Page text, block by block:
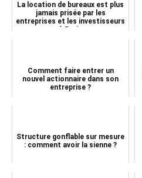
La location de bureaux est plus
jamais prisée par les
entreprises et les investisseurs
à Paris
Comment faire entrer un
nouvel actionnaire dans son
entreprise ?
Structure gonflable sur mesure
: comment avoir la sienne ?